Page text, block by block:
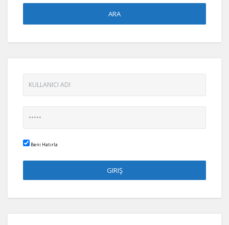
Beni Hatırla